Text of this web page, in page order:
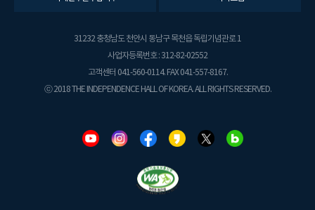
31232 충청남도 천안시 동남구 목천읍 독립기념관로 1
사업자등록번호 : 312-82-02552
고객센터 041-560-0114. FAX 041-557-8167.
ⓒ 2018 THE INDEPENDENCE HALL OF KOREA. ALL RIGHTS RESERVED.